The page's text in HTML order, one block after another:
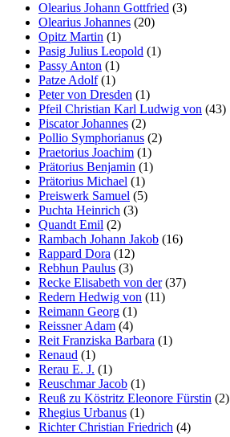
Olearius Johann Gottfried (3)
Olearius Johannes (20)
Opitz Martin (1)
Pasig Julius Leopold (1)
Passy Anton (1)
Patze Adolf(1)
Peter von Dresden (1)
Pfeil Christian Karl Ludwig von (43)
Piscator Johannes (2)
Pollio Symphorianus (2)
Praetorius Joachim (1)
Prätorius Benjamin (1)
Prätorius Michael (1)
Preiswerk Samuel (5)
Puchta Heinrich (3)
Quandt Emil (2)
Rambach Johann Jakob (16)
Rappard Dora (12)
Rebhun Paulus (3)
Recke Elisabeth von der(37)
Redern Hedwig von (11)
Reimann Georg (1)
Reissner Adam (4)
Reit Franziska Barbara (1)
Renaud (1)
Rerau E. J. (1)
Reuschmar Jacob (1)
Reuß zu Köstritz Eleonore Fürstin (2)
Rhegius Urbanus (1)
Richter Christian Friedrich (4)